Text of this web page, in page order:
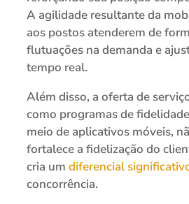
A agilidade resultante da
aos postos atenderem de
flutuações na demanda e
tempo real.
Além disso, a oferta de
como programas de
meio de aplicativos móveis,
fortalece a fidelização do
cria um diferencial
concorrência.